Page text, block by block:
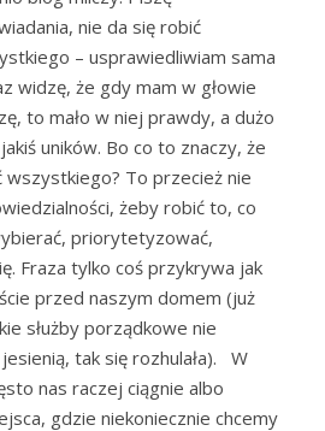
nie da się robić
– usprawiedliwiam sama
widzę, że gdy mam w głowie
to mało w niej prawdy, a dużo
uników. Bo co to znaczy, że
wszystkiego? To przecież nie
żeby robić to, co
priorytetyzować,
Fraza tylko coś przykrywa jak
przed naszym domem (już
służby porządkowe nie
tak się rozhulała). W
nas raczej ciągnie albo
gdzie niekoniecznie chcemy